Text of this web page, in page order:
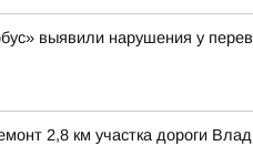
выявили нарушения у
2,8 км участка дороги